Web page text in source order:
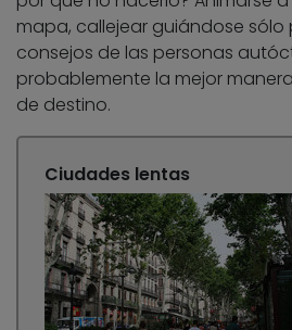
mapa, callejear guiándose sólo
consejos de las personas
probablemente la mejor
de destino.
Ciudades lentas